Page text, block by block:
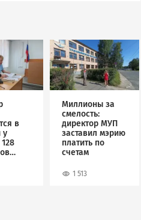
в
у
Image
Миллионы за
смелость:
директор МУП
заставил мэрию
платить по
счетам
1 513